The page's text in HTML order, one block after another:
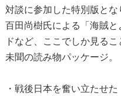
対談に参加した特別版とな
百田尚樹氏による「海賊
ドなど、ここでしか見る
未聞の読み物パッケージ。
・戦後日本を奮い立たせ